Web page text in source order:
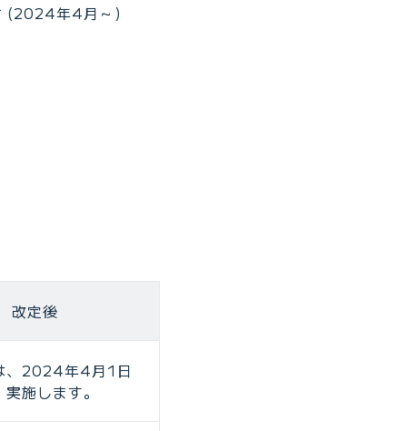
(2024年4月～)
改定後
、2024年4月1日
施します。